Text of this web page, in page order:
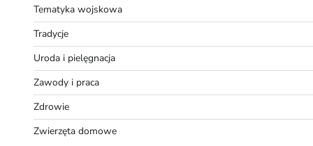
Tematyka wojskowa
Tradycje
Uroda i pielęgnacja
Zawody i praca
Zdrowie
Zwierzęta domowe